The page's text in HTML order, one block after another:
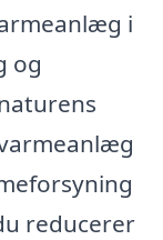
i
og
reducerer